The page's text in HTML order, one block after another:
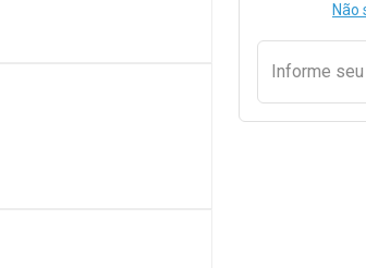
Não
Informe seu